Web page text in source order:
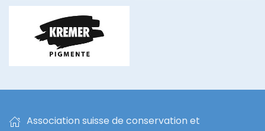
kremer-
pigmente.com
Association suisse de conservation et